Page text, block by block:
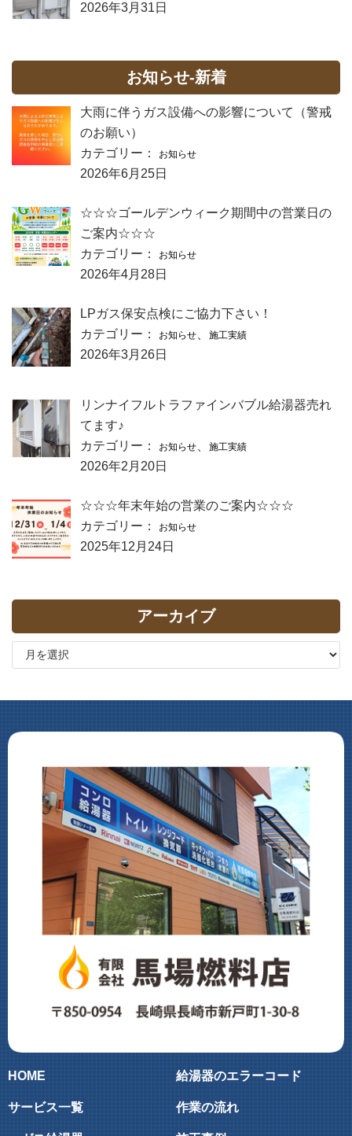
2026年3月31日
お知らせ-新着
大雨に伴うガス設備への影響について（警戒
のお願い）
カテゴリー：
お知らせ
2026年6月25日
☆☆☆ゴールデンウィーク期間中の営業日の
ご案内☆☆☆
カテゴリー：
お知らせ
2026年4月28日
LPガス保安点検にご協力下さい！
カテゴリー：
お知らせ 施工実績
2026年3月26日
リンナイフルトラファインバブル給湯器売れ
てます♪
カテゴリー：
お知らせ 施工実績
2026年2月20日
☆☆☆年末年始の営業のご案内☆☆☆
カテゴリー：
お知らせ
2025年12月24日
アーカイブ
HOME
サービス一覧
給湯器のエラーコード
作業の流れ